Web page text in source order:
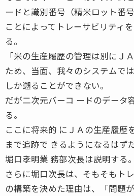
ードと識別番号（精米ロット番
ことによってトレーサビリティ
る。
「米の生産履歴の管理は別にＪ
ため、当面、我々のシステムで
しか遡ることができない。
だが二次元バーコ ードのデータ
る。
ここに将来的 にＪＡの生産履歴
まで追跡で きるようになるはず
堀口孝明業 務部次長は説明する。
さらに堀口次長は、そもそもト
の構築を決めた理由は、「問題